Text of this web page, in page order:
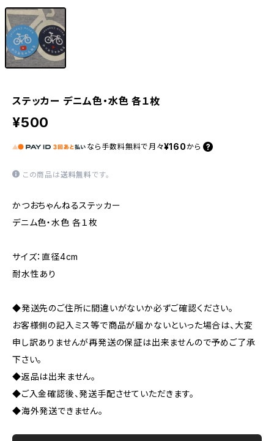
ステッカー デニム色・水色 各１枚
¥500
なら 手数料無料で 月々¥160 から
この商品は送料無料です。
かつおちゃんねるステッカー
デニム色・水色 各１枚
サイズ：直径4cm
耐水性あり
◆発送先のご住所に間違いがないか必ずご確認ください。
お客様側の記入ミス等で商品が届かないといった場合は、大変
申し訳ありませんが再発送の保証は出来ませんので予めご了承
下さい。
◆返品は出来ません。
◆ご入金確認後、発送手配させていただきます。
◆海外発送できません。